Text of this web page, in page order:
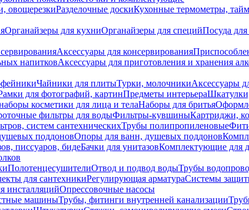
овощерезкиРазделочные доскиКухонные термометры,
Органайзеры для кухниОрганайзеры для специйПосуда для
Аксессуары для консервирования
напитковАксессуары для приготовления и хранения
Чайники для плитыТурки, молочникиАксессуары
для фотографий, картинПредметы интерьера
косметики для лица и телаНаборы для бритья
фильтры для водыФильтры-кувшиныКартриджи,
систем сантехническихТрубы полипропиленовые
поддоновОпоры для ванн, душевых поддонов
писсуаров, бидеБачки для унитазовКомплектующие для
ПолотенцесушителиОтвод и подвод водыТрубы
для сантехникиРегулирующая арматураСистемы
инсталляцийОпрессовочные насосы
машиныТрубы, фитинги внутренней канализации